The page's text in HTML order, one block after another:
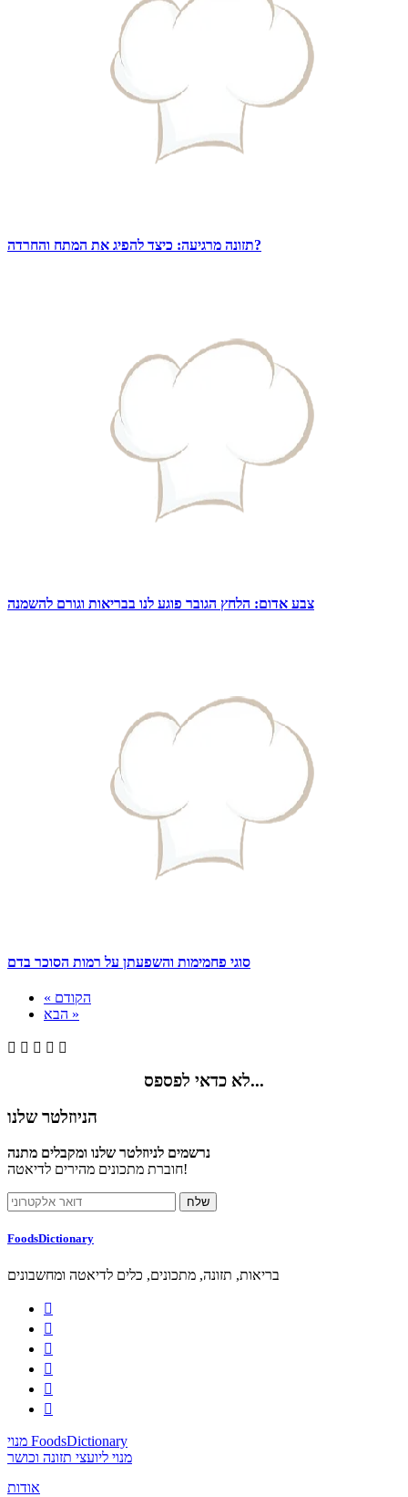
תזונה מרגיעה: כיצד להפיג את המתח והחרדה?
צבע אדום: הלחץ הגובר פוגע לנו בבריאות וגורם להשמנה
סוגי פחמימות והשפעתן על רמות הסוכר בדם
« הקודם
הבא »
    
לא כדאי לפספס...
הניוזלטר שלנו
נרשמים לניוזלטר שלנו ומקבלים מתנה
חוברת מתכונים מהירים לדיאטה!
FoodsDictionary
בריאות, תזונה, מתכונים, כלים לדיאטה ומחשבונים






מנוי FoodsDictionary
מנוי ליועצי תזונה וכושר
אודות